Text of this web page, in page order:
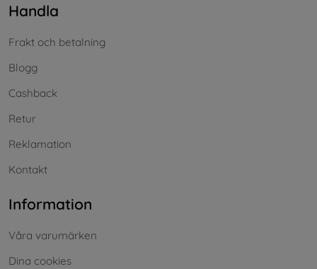
Handla
Frakt och betalning
Blogg
Cashback
Retur
Reklamation
Kontakt
Information
Våra varumärken
Dina cookies